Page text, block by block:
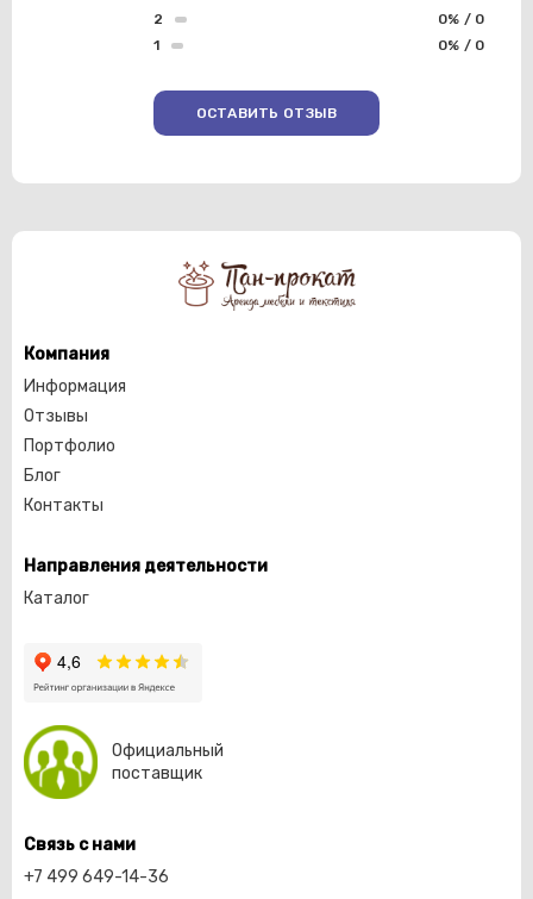
1 0% / 0
2 0% / 0
ОСТАВИТЬ ОТЗЫВ
Компания
Информация
Отзывы
Портфолио
Блог
Контакты
Направления деятельности
Каталог
Официальный
поставщик
Связь с нами
+7 499 649-14-36